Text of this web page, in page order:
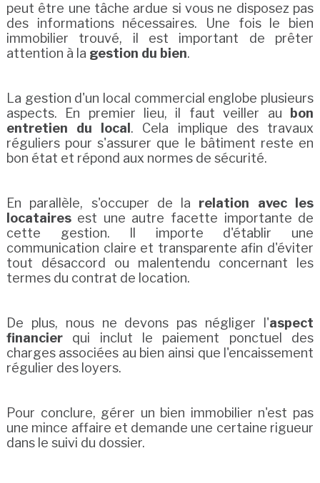
peut être une tâche ardue si vous ne disposez pas
des informations nécessaires. Une fois le bien
immobilier trouvé, il est important de prêter
attention à la gestion du bien.
La gestion d'un local commercial englobe plusieurs
aspects. En premier lieu, il faut veiller au
bon
entretien du local . Cela implique des travaux
réguliers pour s'assurer que le bâtiment reste en
bon état et répond aux normes de sécurité.
En parallèle, s'occuper de la relation avec les
locatairesest une autre facette importante de
cette gestion. Il importe d'établir une
communication claire et transparente afin d'éviter
tout désaccord ou malentendu concernant les
termes du contrat de location.
De plus, nous ne devons pas négliger l'aspect
financierqui inclut le paiement ponctuel des
charges associées au bien ainsi que l'encaissement
régulier des loyers.
Pour conclure, gérer un bien immobilier n'est pas
une mince affaire et demande une certaine rigueur
dans le suivi du dossier.